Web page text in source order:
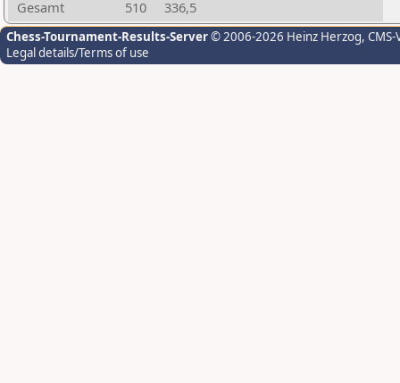
Gesamt 510 336,5
Chess-Tournament-Results-Server© 2006-2026 Heinz Herzog,
Legal details/Terms of use